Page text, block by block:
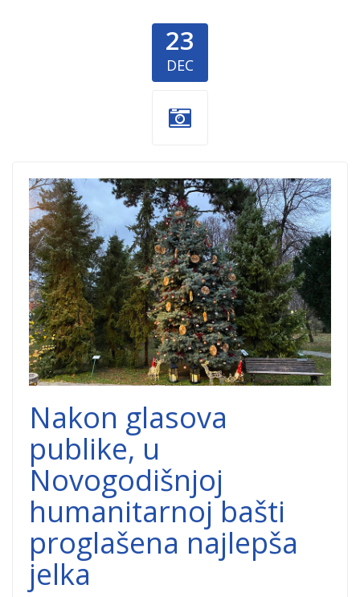
23
DEC
Jelka-1.jpg
Nakon glasova
publike, u
Novogodišnjoj
humanitarnoj bašti
proglašena najlepša
jelka